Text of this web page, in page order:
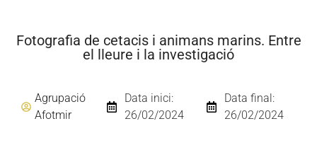
Fotografia de cetacis i animans marins. Entre
el lleure i la investigació
Agrupació
Afotmir
Data inici:
26/02/2024
Data final:
26/02/2024